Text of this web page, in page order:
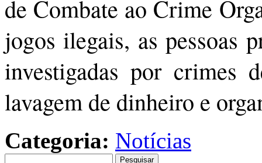
de Combate ao Crime
jogos ilegais, as pessoas
investigadas por crimes
lavagem de dinheiro e
Categoria: Notícias